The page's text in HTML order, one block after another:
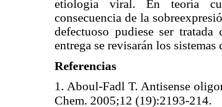
etiología viral. En teoría
consecuencia de la
defectuoso pudiese ser
entrega se revisarán los
Referencias
1. Aboul-Fadl T. Antisense
Chem. 2005;12 (19):2193-214.